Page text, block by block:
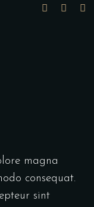
magna
consequat.
sint